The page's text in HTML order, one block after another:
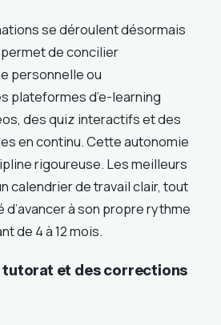
se déroulent désormais
de concilier
personnelle ou
plateformes d’e-learning
des quiz interactifs et des
en continu. Cette autonomie
rigoureuse. Les meilleurs
calendrier de travail clair, tout
à son propre rythme
de 4 à 12 mois.
tutorat et des corrections